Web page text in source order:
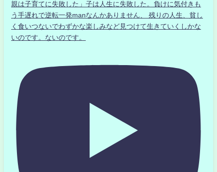
親は子育てに失敗した」子は人生に失敗した。負けに気付きも
う手遅れで逆転一発manなんかありません、 残りの人生、貧し
く食いつないでわずかな楽しみなど見つけて生きていくしかな
いのです。ないのです。